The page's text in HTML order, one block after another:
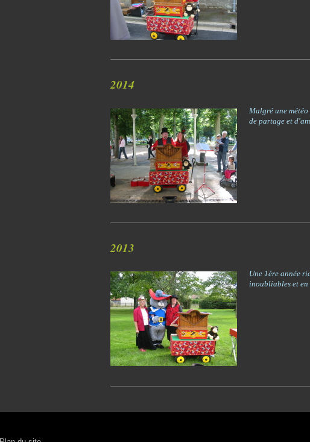
2014
Malgré une
de partage et
2013
Une 1ère année
inoubliables et en